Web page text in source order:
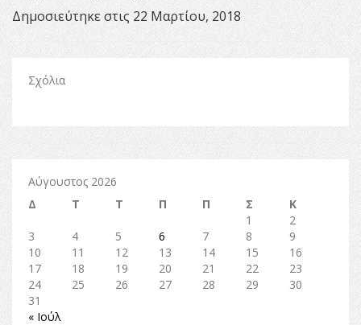
Δημοσιεύτηκε στις 22 Μαρτίου, 2018
Σχόλια
Αύγουστος 2026
Δ
Τ Τ Π Π Σ
Κ
1
2
3
4 5 6 7 8
9
10
11 12 13 14 15
16
17
18 19 20 21 22
23
24
25 26 27 28 29
30
31
« Ιούλ